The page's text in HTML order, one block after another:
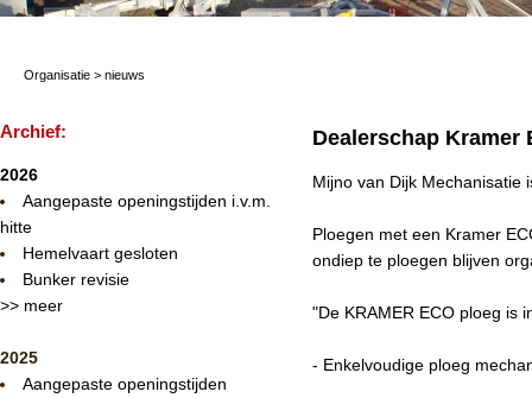
Organisatie > nieuws
Archief:
2026
Aangepaste openingstijden i.v.m.
hitte
Hemelvaart gesloten
Bunker revisie
>> meer
2025
Aangepaste openingstijden
Dealerschap Kramer
Mijno van Dijk Mechanisatie
Ploegen met een Kramer
ondiep te ploegen blijven
"De KRAMER ECO ploeg is
- Enkelvoudige ploeg